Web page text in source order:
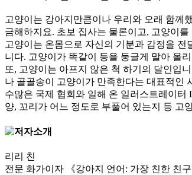
고양이는 강아지만큼이나 우리와 오래 함께
금해하지요. 초보 집사는 물론이고, 고양이
고양이는 온몸으로 자신의 기분과 감정을
니다. 고양이가 똑같이 등을 둥글게 말아 올
또, 고양이는 아프지 않은 척 하기의 달인입
나 골골송이 고양이가 만족한다는 대표적인
수많은 국제 협회와 일해 온 일러스트레이
양, 꼬리가 어느 정도로 부풀어 있는지 등 고
리리 친
전문 화가이자 《강아지 언어: 가장 친한 친구